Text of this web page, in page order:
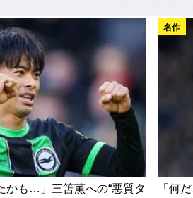
かも…」三笘薫への“悪質タ
名作
「何